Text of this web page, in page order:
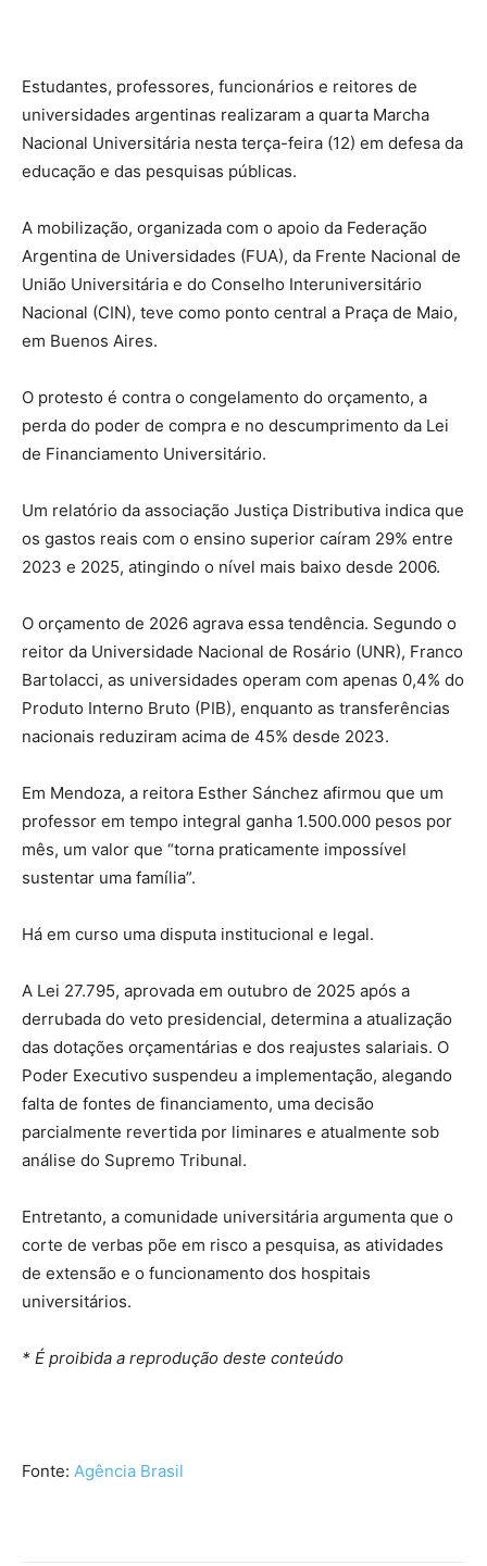
Estudantes, professores, funcionários e reitores de
universidades argentinas realizaram a quarta Marcha
Nacional Universitária nesta terça-feira (12) em defesa da
educação e das pesquisas públicas.
A mobilização, organizada com o apoio da Federação
Argentina de Universidades (FUA), da Frente Nacional de
União Universitária e do Conselho Interuniversitário
Nacional (CIN), teve como ponto central a Praça de Maio,
em Buenos Aires.
O protesto é contra o congelamento do orçamento, a
perda do poder de compra e no descumprimento da Lei
de Financiamento Universitário.
Um relatório da associação Justiça Distributiva indica que
os gastos reais com o ensino superior caíram 29% entre
2023 e 2025, atingindo o nível mais baixo desde 2006.
O orçamento de 2026 agrava essa tendência. Segundo o
reitor da Universidade Nacional de Rosário (UNR), Franco
Bartolacci, as universidades operam com apenas 0,4% do
Produto Interno Bruto (PIB), enquanto as transferências
nacionais reduziram acima de 45% desde 2023.
Em Mendoza, a reitora Esther Sánchez afirmou que um
professor em tempo integral ganha 1.500.000 pesos por
mês, um valor que “torna praticamente impossível
sustentar uma família”.
Há em curso uma disputa institucional e legal.
A Lei 27.795, aprovada em outubro de 2025 após a
derrubada do veto presidencial, determina a atualização
das dotações orçamentárias e dos reajustes salariais. O
Poder Executivo suspendeu a implementação, alegando
falta de fontes de financiamento, uma decisão
parcialmente revertida por liminares e atualmente sob
análise do Supremo Tribunal.
Entretanto, a comunidade universitária argumenta que o
corte de verbas põe em risco a pesquisa, as atividades
de extensão e o funcionamento dos hospitais
universitários.
* É proibida a reprodução deste conteúdo
Fonte: Agência Brasil